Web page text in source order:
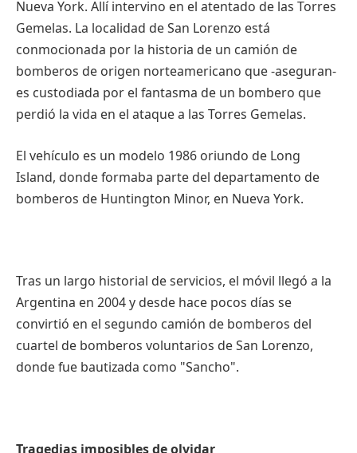
Nueva York. Allí intervino en el atentado de las Torres
Gemelas. La localidad de San Lorenzo está
conmocionada por la historia de un camión de
bomberos de origen norteamericano que -aseguran-
es custodiada por el fantasma de un bombero que
perdió la vida en el ataque a las Torres Gemelas.
El vehículo es un modelo 1986 oriundo de Long
Island, donde formaba parte del departamento de
bomberos de Huntington Minor, en Nueva York.
Tras un largo historial de servicios, el móvil llegó a la
Argentina en 2004 y desde hace pocos días se
convirtió en el segundo camión de bomberos del
cuartel de bomberos voluntarios de San Lorenzo,
donde fue bautizada como "Sancho".
Tragedias imposibles de olvidar